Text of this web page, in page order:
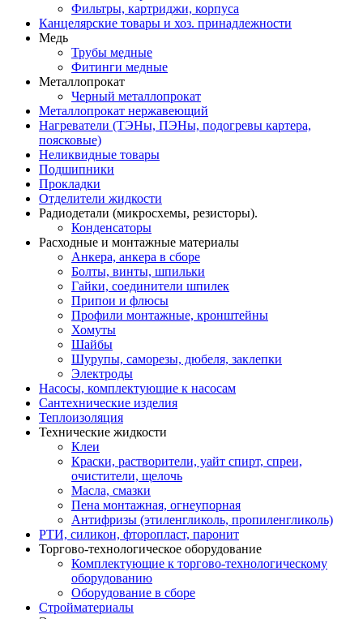
Фильтры, картриджи, корпуса
Канцелярские товары и хоз. принадлежности
Медь
Трубы медные
Фитинги медные
Металлопрокат
Черный металлопрокат
Металлопрокат нержавеющий
Нагреватели (ТЭНы, ПЭНы, подогревы картера,
поясковые)
Неликвидные товары
Подшипники
Прокладки
Отделители жидкости
Радиодетали (микросхемы, резисторы).
Конденсаторы
Расходные и монтажные материалы
Анкера, анкера в сборе
Болты, винты, шпильки
Гайки, соединители шпилек
Припои и флюсы
Профили монтажные, кронштейны
Хомуты
Шайбы
Шурупы, саморезы, дюбеля, заклепки
Электроды
Насосы, комплектующие к насосам
Сантехнические изделия
Теплоизоляция
Технические жидкости
Клеи
Краски, растворители, уайт спирт, спреи,
очистители, щелочь
Масла, смазки
Пена монтажная, огнеупорная
Антифризы (этиленгликоль, пропиленгликоль)
РТИ, силикон, фторопласт, паронит
Торгово-технологическое оборудование
Комплектующие к торгово-технологическому
оборудованию
Оборудование в сборе
Стройматериалы